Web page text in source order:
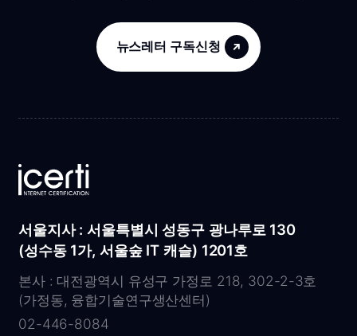
뉴스레터 구독신청
서울지사 : 서울특별시 성동구 광나루로 130
(성수동 1가, 서울숲 IT 캐슬) 1201호
본사 : 대전광역시 유성구 가정로 218, 302-2-3호
(가정동, 융합기술연구생산센터)
02-446-8084